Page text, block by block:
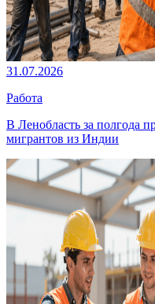
31.07.2026
Работа
В Ленобласть за полгода
мигрантов из Индии